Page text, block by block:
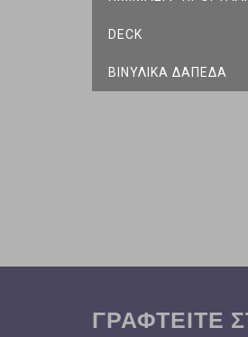
DECK
ΒΙΝΥΛΙΚΑ ΔΑΠΕΔΑ
ΓΡΑΦΤΕΙΤΕ